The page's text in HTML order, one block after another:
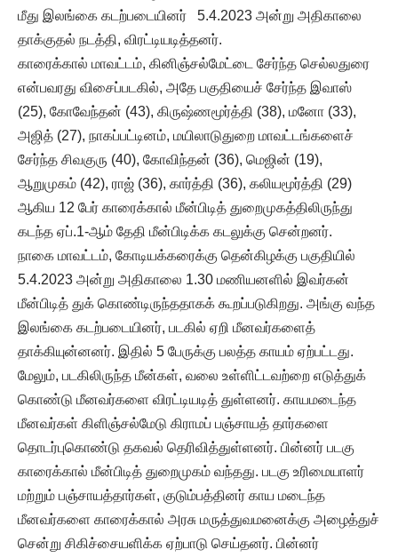
மீது இலங்கை கடற்படையினர் 5.4.2023 அன்று அதிகாலை
தாக்குதல் நடத்தி, விரட்டியடித்தனர்.
காரைக்கால் மாவட்டம், கினிஞ்சல்மேட்டை சேர்ந்த செல்லதுரை
என்பவரது விசைப்படகில், அதே பகுதியைச் சேர்ந்த இவாஸ்
(25), கோவேந்தன் (43), கிருஷ்ணமூர்த்தி (38), மனோ (33),
அஜித் (27), நாகப்பட்டினம், மயிலாடுதுறை மாவட்டங்களைச்
சேர்ந்த சிவகுரு (40), கோவிந்தன் (36), மெஜின் (19),
ஆறுமுகம் (42), ராஜ் (36), கார்த்தி (36), கலியமூர்த்தி (29)
ஆகிய 12 பேர் காரைக்கால் மீன்பிடித் துறைமுகத்திலிருந்து
கடந்த ஏப்.1-ஆம் தேதி மீன்பிடிக்க கடலுக்கு சென்றனர்.
நாகை மாவட்டம், கோடியக்கரைக்கு தென்கிழக்கு பகுதியில்
5.4.2023 அன்று அதிகாலை 1.30 மணியனளில் இவர்கன்
மீன்பிடித் துக் கொண்டிருந்ததாகக் கூறப்படுகிறது. அங்கு வந்த
இலங்கை கடற்படையினர், படகில் ஏறி மீனவர்களைத்
தாக்கியுன்னனர். இதில் 5 பேருக்கு பலத்த காயம் ஏற்பட்டது.
மேலும், படகிலிருந்த மீன்கள், வலை உள்ளிட்டவற்றை எடுத்துக்
கொண்டு மீனவர்களை விரட்டியடித் துள்ளனர். காயமடைந்த
மீனவர்கள் கிளிஞ்சல்மேடு கிராமப் பஞ்சாயத் தார்களை
தொடர்புகொண்டு தகவல் தெரிவித்துள்ளனர். பின்னர் படகு
காரைக்கால் மீன்பிடித் துறைமுகம் வந்தது. படகு உரிமையாளர்
மற்றும் பஞ்சாயத்தார்கள், குடும்பத்தினர் காய மடைந்த
மீனவர்களை காரைக்கால் அரசு மருத்துவமனைக்கு அழைத்துச்
சென்று சிகிச்சையளிக்க ஏற்பாடு செய்தனர். பின்னர்